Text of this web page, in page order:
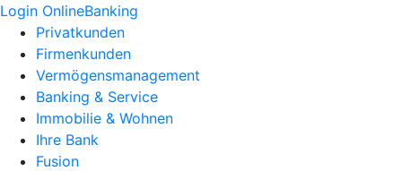
Login OnlineBanking
Privatkunden
Firmenkunden
Vermögensmanagement
Banking & Service
Immobilie & Wohnen
Ihre Bank
Fusion